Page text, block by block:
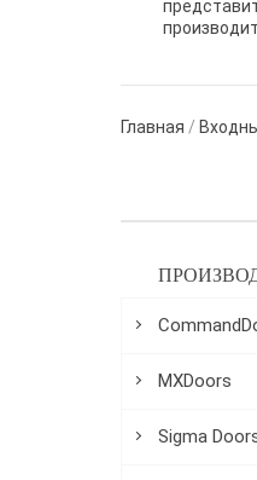
Главная /
MXDoors
Sigma